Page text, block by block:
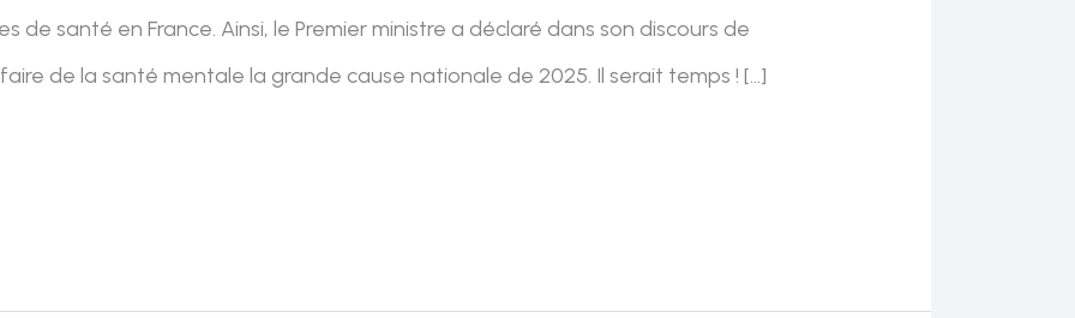
de santé en France. Ainsi, le Premier ministre a déclaré dans son discours de
de la santé mentale la grande cause nationale de 2025. Il serait temps ! […]